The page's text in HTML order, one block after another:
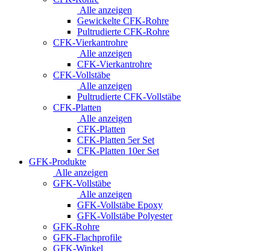
Alle anzeigen
Gewickelte CFK-Rohre
Pultrudierte CFK-Rohre
CFK-Vierkantrohre
Alle anzeigen
CFK-Vierkantrohre
CFK-Vollstäbe
Alle anzeigen
Pultrudierte CFK-Vollstäbe
CFK-Platten
Alle anzeigen
CFK-Platten
CFK-Platten 5er Set
CFK-Platten 10er Set
GFK-Produkte
Alle anzeigen
GFK-Vollstäbe
Alle anzeigen
GFK-Vollstäbe Epoxy
GFK-Vollstäbe Polyester
GFK-Rohre
GFK-Flachprofile
GFK-Winkel